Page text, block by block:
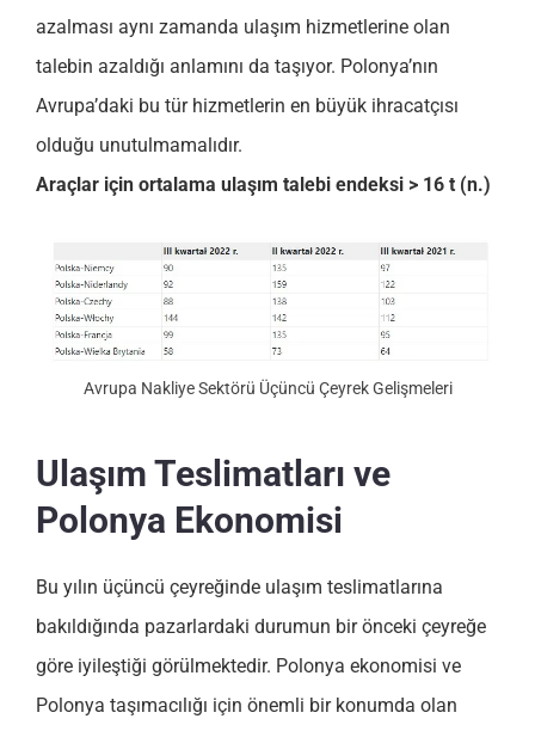
azalması aynı zamanda ulaşım hizmetlerine olan
talebin azaldığı anlamını da taşıyor. Polonya’nın
Avrupa’daki bu tür hizmetlerin en büyük ihracatçısı
olduğu unutulmamalıdır.
Araçlar için ortalama ulaşım talebi endeksi > 16 t (n.)
Avrupa Nakliye Sektörü Üçüncü Çeyrek Gelişmeleri
Ulaşım Teslimatları ve
Polonya Ekonomisi
Bu yılın üçüncü çeyreğinde ulaşım teslimatlarına
bakıldığında pazarlardaki durumun bir önceki çeyreğe
göre iyileştiği görülmektedir. Polonya ekonomisi ve
Polonya taşımacılığı için önemli bir konumda olan